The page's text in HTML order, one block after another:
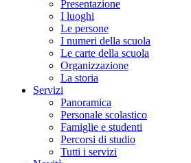
Presentazione
I luoghi
Le persone
I numeri della scuola
Le carte della scuola
Organizzazione
La storia
Servizi
Panoramica
Personale scolastico
Famiglie e studenti
Percorsi di studio
Tutti i servizi